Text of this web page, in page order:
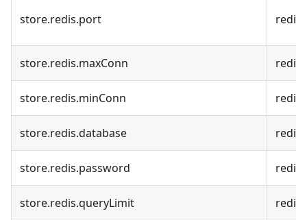
store.redis.port redis
store.redis.maxConn redis
store.redis.minConn redis
store.redis.database redis
store.redis.password redis
store.redis.queryLimit redis